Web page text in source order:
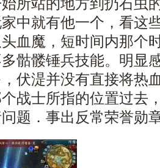
所站的地方到扔石虫
中就有他一个，看这
血魔，短时间内那个
骷髅锤兵技能。明显
伏湜并没有直接将热
战士所指的位置过去
题．事出反常荣誉勋